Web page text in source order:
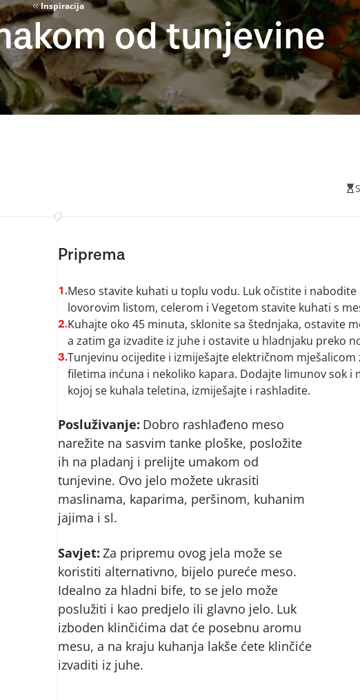
Inspiracija
od tunjevine
Priprema
1.Meso stavite kuhati u toplu vodu. Luk očistite i nabodite
lovorovim listom, celerom i Vegetom stavite kuhati s
2.Kuhajte oko 45 minuta, sklonite sa štednjaka, ostavite
a zatim ga izvadite iz juhe i ostavite u hladnjaku preko
3.Tunjevinu ocijedite i izmiješajte električnom mješalicom
filetima inćuna i nekoliko kapara. Dodajte limunov sok i
kojoj se kuhala teletina, izmiješajte i rashladite.
Posluživanje: Dobro rashlađeno meso
narežite na sasvim tanke ploške, posložite
ih na pladanj i prelijte umakom od
tunjevine. Ovo jelo možete ukrasiti
maslinama, kaparima, peršinom, kuhanim
jajima i sl.
Savjet: Za pripremu ovog jela može se
koristiti alternativno, bijelo pureće meso.
Idealno za hladni bife, to se jelo može
poslužiti i kao predjelo ili glavno jelo. Luk
izboden klinčićima dat će posebnu aromu
mesu, a na kraju kuhanja lakše ćete klinčiće
izvaditi iz juhe.